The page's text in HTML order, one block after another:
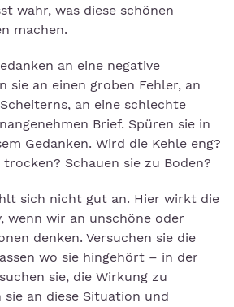
wahr, was diese schönen
machen.
an eine negative
sie an einen groben Fehler, an
an eine schlechte
Brief. Spüren sie in
Gedanken. Wird die Kehle eng?
Schauen sie zu Boden?
sich nicht gut an. Hier wirkt die
wenn wir an unschöne oder
denken. Versuchen sie die
wo sie hingehört – in der
sie, die Wirkung zu
sie an diese Situation und